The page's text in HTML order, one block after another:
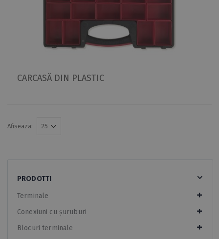
CARCASĂ DIN PLASTIC
Afiseaza:
PRODOTTI
Terminale
Conexiuni cu șuruburi
Blocuri terminale